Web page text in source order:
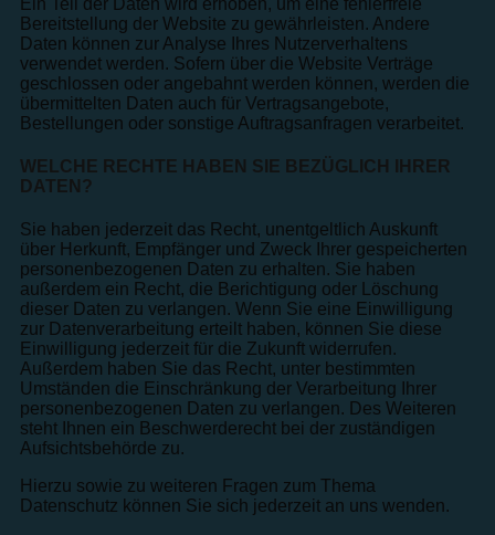
Bereitstellung der Website zu gewährleisten. Andere
Daten können zur Analyse Ihres Nutzerverhaltens
verwendet werden. Sofern über die Website Verträge
geschlossen oder angebahnt werden können, werden die
übermittelten Daten auch für Vertragsangebote,
Bestellungen oder sonstige Auftragsanfragen verarbeitet.
WELCHE RECHTE HABEN SIE BEZÜGLICH IHRER
DATEN?
Sie haben jederzeit das Recht, unentgeltlich Auskunft
über Herkunft, Empfänger und Zweck Ihrer gespeicherten
personenbezogenen Daten zu erhalten. Sie haben
außerdem ein Recht, die Berichtigung oder Löschung
dieser Daten zu verlangen. Wenn Sie eine Einwilligung
zur Datenverarbeitung erteilt haben, können Sie diese
Einwilligung jederzeit für die Zukunft widerrufen.
Außerdem haben Sie das Recht, unter bestimmten
Umständen die Einschränkung der Verarbeitung Ihrer
personenbezogenen Daten zu verlangen. Des Weiteren
steht Ihnen ein Beschwerderecht bei der zuständigen
Aufsichtsbehörde zu.
Hierzu sowie zu weiteren Fragen zum Thema
Datenschutz können Sie sich jederzeit an uns wenden.